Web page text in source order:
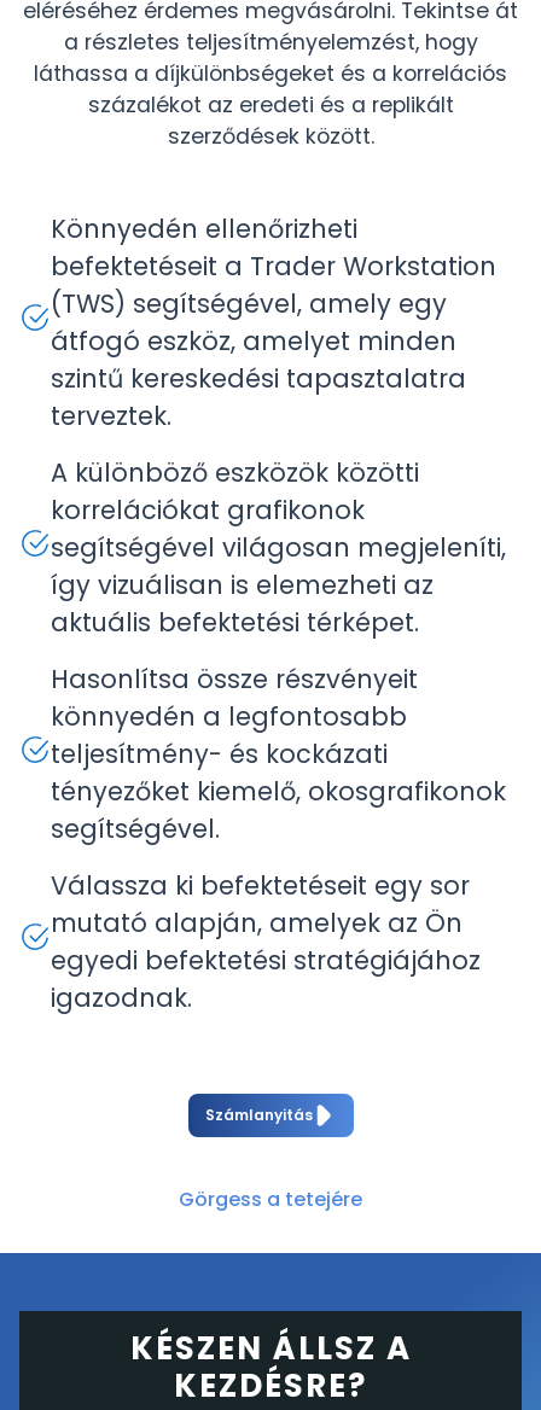
eléréséhez érdemes megvásárolni. Tekintse át
a részletes teljesítményelemzést, hogy
láthassa a díjkülönbségeket és a korrelációs
százalékot az eredeti és a replikált
szerződések között.
Könnyedén ellenőrizheti
befektetéseit a Trader Workstation
(TWS) segítségével, amely egy
átfogó eszköz, amelyet minden
szintű kereskedési tapasztalatra
terveztek.
A különböző eszközök közötti
korrelációkat grafikonok
segítségével világosan megjeleníti,
így vizuálisan is elemezheti az
aktuális befektetési térképet.
Hasonlítsa össze részvényeit
könnyedén a legfontosabb
teljesítmény- és kockázati
tényezőket kiemelő, okosgrafikonok
segítségével.
Válassza ki befektetéseit egy sor
mutató alapján, amelyek az Ön
egyedi befektetési stratégiájához
igazodnak.
Számlanyitás
Görgess a tetejére
KÉSZEN ÁLLSZ A
KEZDÉSRE?